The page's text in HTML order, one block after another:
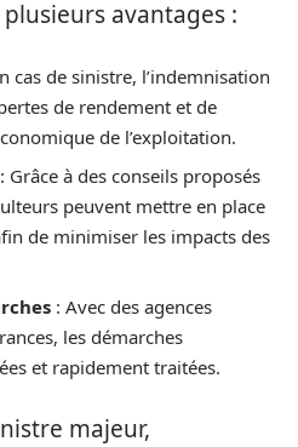
avantages :
cas de sinistre, l’indemnisation
de rendement et de
de l’exploitation.
: Grâce à des conseils proposés
peuvent mettre en place
de minimiser les impacts des
: Avec des agences
les démarches
et rapidement traitées.
majeur,